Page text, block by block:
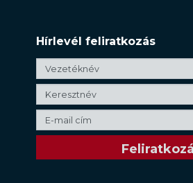
Hírlevél feliratkozás